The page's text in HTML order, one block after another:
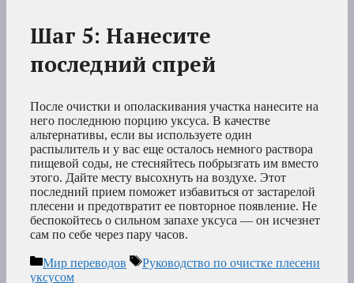
Шаг 5: Нанесите
последний спрей
После очистки и ополаскивания участка нанесите на
него последнюю порцию уксуса. В качестве
альтернативы, если вы используете один
распылитель и у вас еще осталось немного раствора
пищевой соды, не стесняйтесь побрызгать им вместо
этого. Дайте месту высохнуть на воздухе. Этот
последний прием поможет избавиться от застарелой
плесени и предотвратит ее повторное появление. Не
беспокойтесь о сильном запахе уксуса — он исчезнет
сам по себе через пару часов.
Рубрики
Мир переводов Метки
Руководство по очистке плесени
уксусом